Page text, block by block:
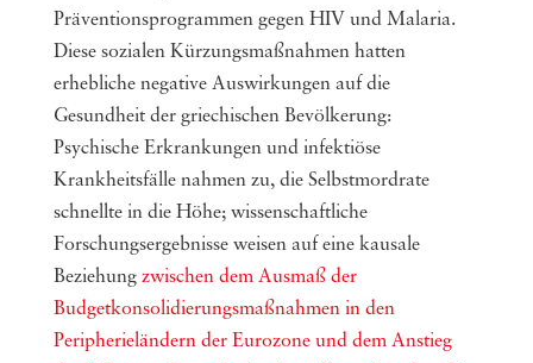
Präventionsprogrammen gegen HIV und Malaria.
Diese sozialen Kürzungsmaßnahmen hatten
erhebliche negative Auswirkungen auf die
Gesundheit der griechischen Bevölkerung:
Psychische Erkrankungen und infektiöse
Krankheitsfälle nahmen zu, die Selbstmordrate
schnellte in die Höhe; wissenschaftliche
Forschungsergebnisse weisen auf eine kausale
Beziehung zwischen dem Ausmaß der
Budgetkonsolidierungsmaßnahmen in den
Peripherieländern der Eurozone und dem Anstieg